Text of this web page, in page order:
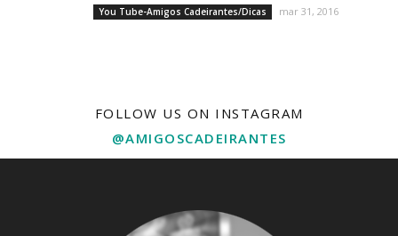
You Tube-Amigos Cadeirantes/Dicas mar 31, 2016
FOLLOW US ON INSTAGRAM
@AMIGOSCADEIRANTES